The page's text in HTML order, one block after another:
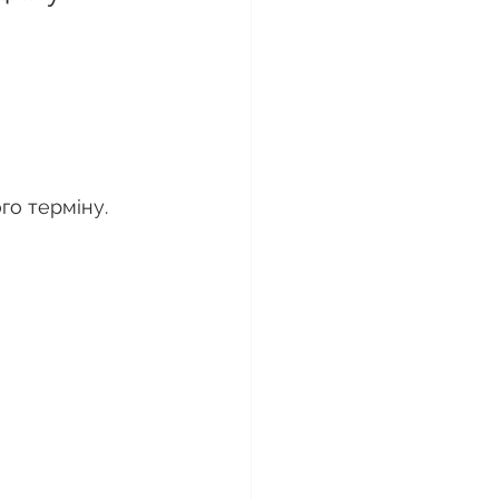
терміну.